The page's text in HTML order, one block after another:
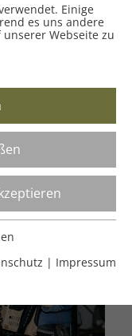
Einige
es uns andere
Webseite zu
Funktionen
dass
| Impressum